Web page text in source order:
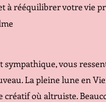
à rééquilibrer votre vie
sympathique, vous
La pleine lune en
où altruiste.